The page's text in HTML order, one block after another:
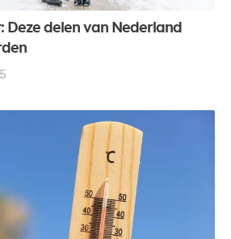
Deze delen van Nederland